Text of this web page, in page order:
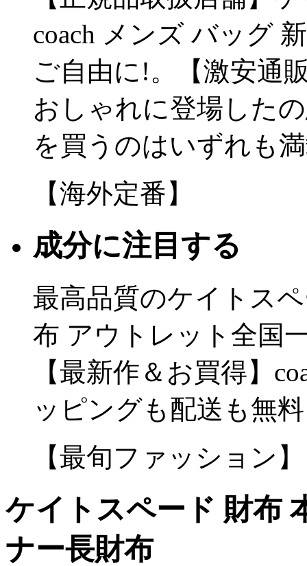
coach メンズ バッグ
ご自由に!。【激安通
おしゃれに登場した
を買うのはいずれも
【海外定番】
成分に注目する
最高品質のケイトス
布 アウトレット全国
【最新作＆お買得】
ッピングも配送も無
【最旬ファッション】
ケイトスペード 財布
ナー長財布